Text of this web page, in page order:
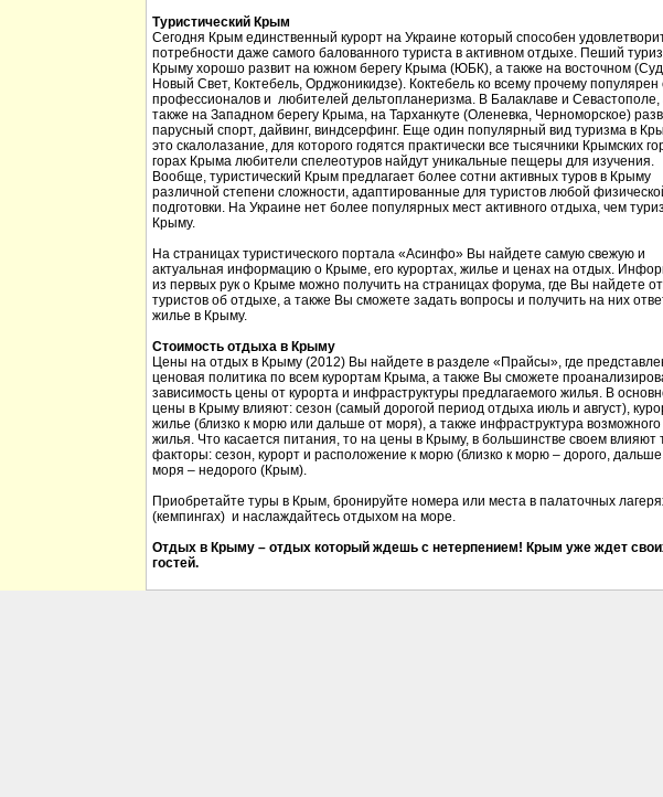
Туристический Крым
Сегодня Крым единственный курорт на Украине который способен
потребности даже самого балованного туриста в активном отдыхе. Пеший
Крыму хорошо развит на южном берегу Крыма (ЮБК), а также на восточном
Новый Свет, Коктебель, Орджоникидзе). Коктебель ко всему прочему популярен
профессионалов и любителей дельтопланеризма. В Балаклаве и Севастополе,
также на Западном берегу Крыма, на Тарханкуте (Оленевка, Черноморское)
парусный спорт, дайвинг, виндсерфинг. Еще один популярный вид туризма в
это скалолазание, для которого годятся практически все тысячники Крымских
горах Крыма любители спелеотуров найдут уникальные пещеры для изучения.
Вообще, туристический Крым предлагает более сотни активных туров в Крыму
различной степени сложности, адаптированные для туристов любой
подготовки. На Украине нет более популярных мест активного отдыха, чем
Крыму.
На страницах туристического портала «Асинфо» Вы найдете самую свежую и
актуальная информацию о Крыме, его курортах, жилье и ценах на отдых.
из первых рук о Крыме можно получить на страницах форума, где Вы найдете
туристов об отдыхе, а также Вы сможете задать вопросы и получить на них
жилье в Крыму.
Стоимость отдыха в Крыму
Цены на отдых в Крыму (2012) Вы найдете в разделе «Прайсы», где
ценовая политика по всем курортам Крыма, а также Вы сможете
зависимость цены от курорта и инфраструктуры предлагаемого жилья. В
цены в Крыму влияют: сезон (самый дорогой период отдыха июль и август),
жилье (близко к морю или дальше от моря), а также инфраструктура возможного
жилья. Что касается питания, то на цены в Крыму, в большинстве своем влияют
факторы: сезон, курорт и расположение к морю (близко к морю – дорого,
моря – недорого (Крым).
Приобретайте туры в Крым, бронируйте номера или места в палаточных
(кемпингах) и наслаждайтесь отдыхом на море.
Отдых в Крыму – отдых который ждешь с нетерпением! Крым уже ждет
гостей.